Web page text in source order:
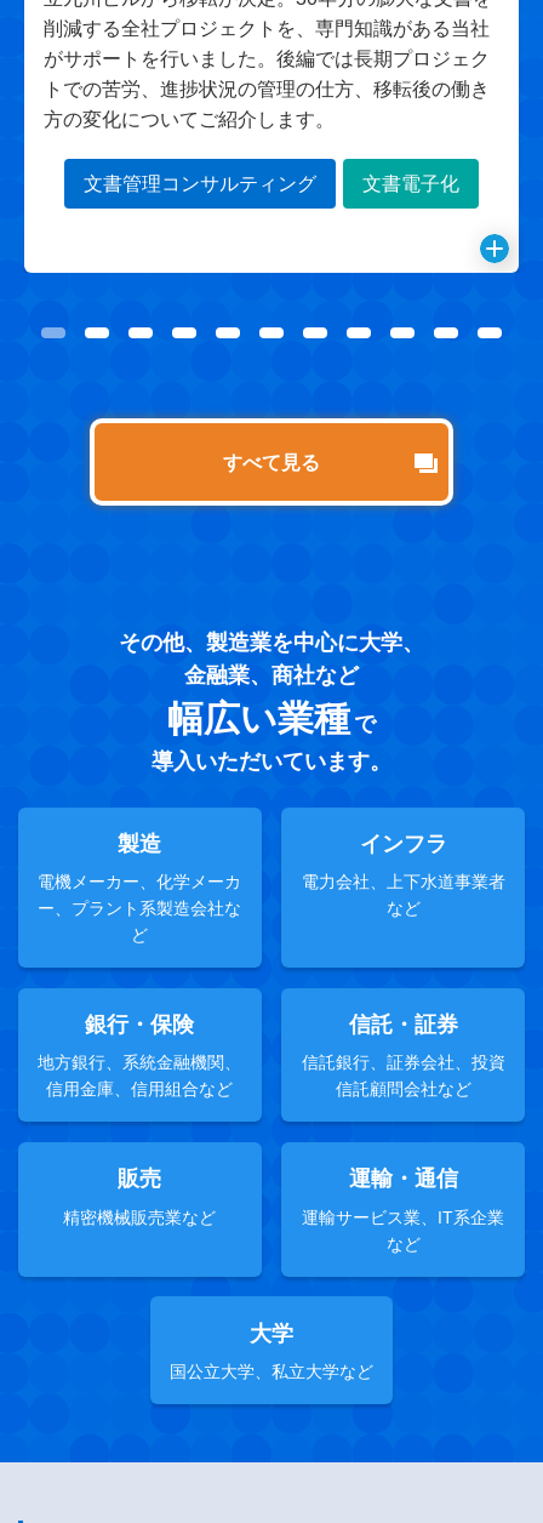
削減する全社プロジェクトを、専門知識がある当社
がサポートを行いました。後編では長期プロジェク
トでの苦労、進捗状況の管理の仕方、移転後の働き
方の変化についてご紹介します。
文書管理コンサルティング 文書電子化
10
すべて見る
その他、製造業を中心に大学、
金融業、商社など
幅広い業種 で
導入いただいています。
製造
電機メーカー、化学メーカ
ー、 プラント系製造会社な
ど
インフラ
電力会社、
上下水道事業者
など
銀行・保険
地方銀行、系統金融機関、
信用金庫、信用組合など
信託・証券
信託銀行、証券会社、 投資
信託顧問会社など
販売
精密機械販売業など
運輸・通信
運輸サービス業、 IT系企業
など
大学
国公立大学、私立大学など